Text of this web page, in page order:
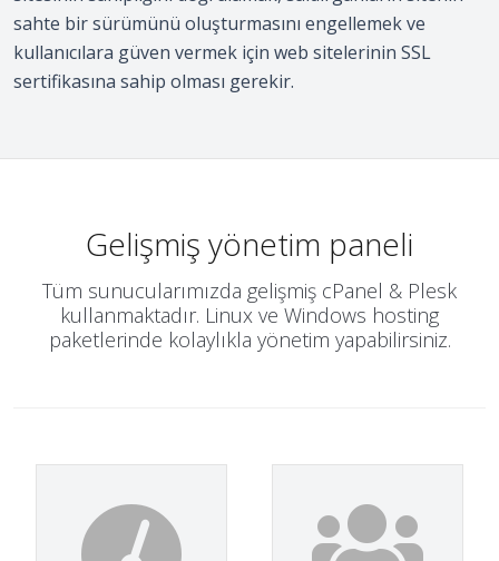
sahte bir sürümünü oluşturmasını engellemek ve
kullanıcılara güven vermek için web sitelerinin SSL
sertifikasına sahip olması gerekir.
Gelişmiş yönetim paneli
Tüm sunucularımızda gelişmiş cPanel & Plesk
kullanmaktadır. Linux ve Windows hosting
paketlerinde kolaylıkla yönetim yapabilirsiniz.